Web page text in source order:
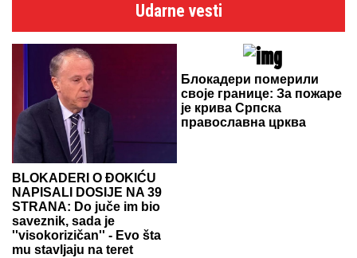
Udarne vesti
BLOKADERI O ĐOKIĆU
NAPISALI DOSIJE NA 39
STRANA: Do juče im bio
saveznik, sada je
''visokorizičan'' - Evo šta
mu stavljaju na teret
Блокадери померили
своје границе: За пожаре
је крива Српска
православна црква